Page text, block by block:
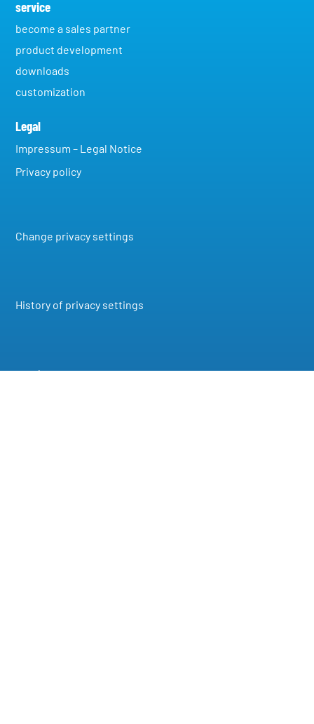
service
become a sales partner
product development
downloads
customization
Legal
Impressum – Legal Notice
Privacy policy
Change privacy settings
History of privacy settings
revoke consents